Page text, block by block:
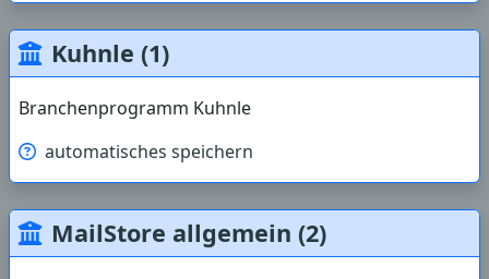
Kuhnle (1)
Branchenprogramm Kuhnle
automatisches speichern
MailStore allgemein (2)